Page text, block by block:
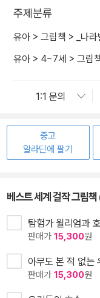
주제분류
유아 > 그림책 > _나
유아 > 4~7세 > 그림
중고
알라딘에 팔기
베스트 세계 걸작 그림
탐험가 윌리엄과
판매가 15,300원
아무도 본 적 없는
판매가 15,300원